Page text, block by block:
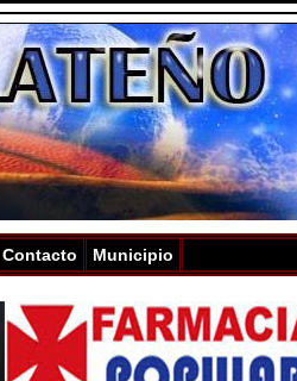
Contacto Municipio